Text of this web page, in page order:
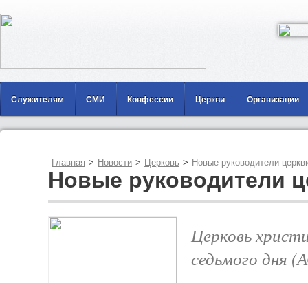
Служителям СМИ Конфессии Церкви Организации
Главная > Новости > Церковь > Новые руководители
Новые руководители
Церковь
седьмого дня